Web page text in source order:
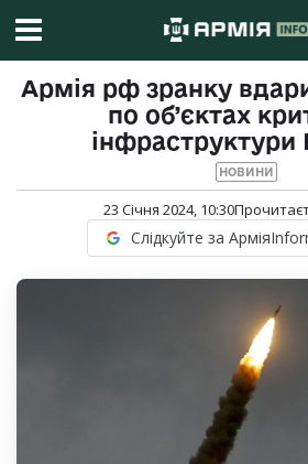
Армія рф зранку
по об’єктах
НОВИНИ
23 Січня 2024, 10:30
Слідкуйте за